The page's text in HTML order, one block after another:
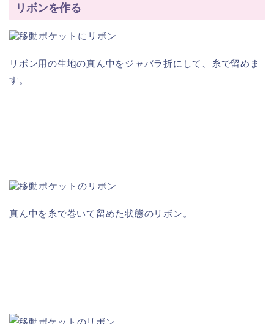
リボンを作る
リボン用の生地の真ん中をジャバラ折にして、糸で留めま
す。
真ん中を糸で巻いて留めた状態のリボン。